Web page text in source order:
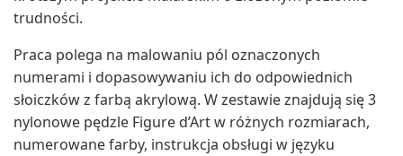
trudności.
Praca polega na malowaniu pól oznaczonych
numerami i dopasowywaniu ich do odpowiednich
słoiczków z farbą akrylową. W zestawie znajdują się 3
nylonowe pędzle Figure d’Art w różnych rozmiarach,
numerowane farby, instrukcja obsługi w języku